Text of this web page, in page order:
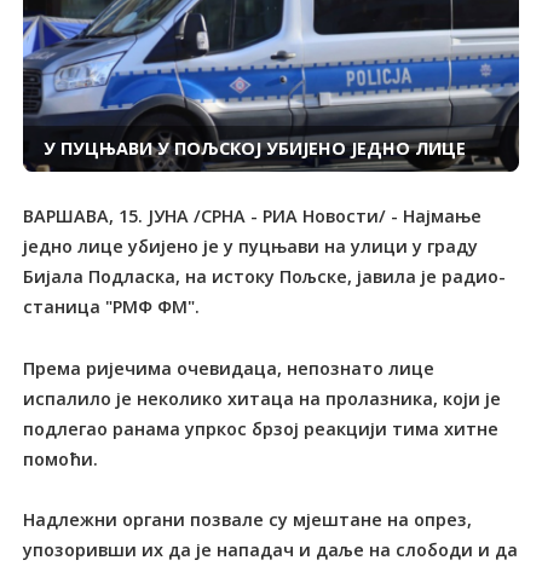
У ПУЦЊАВИ У ПОЉСКОЈ УБИЈЕНО ЈЕДНО ЛИЦЕ
ВАРШАВА, 15. ЈУНА /СРНА - РИА Новости/ - Најмање
једно лице убијено је у пуцњави на улици у граду
Бијала Подласка, на истоку Пољске, јавила је радио-
станица "РМФ ФМ".
Према ријечима очевидаца, непознато лице
испалило је неколико хитаца на пролазника, који је
подлегао ранама упркос брзој реакцији тима хитне
помоћи.
Надлежни органи позвале су мјештане на опрез,
упозоривши их да је нападач и даље на слободи и да